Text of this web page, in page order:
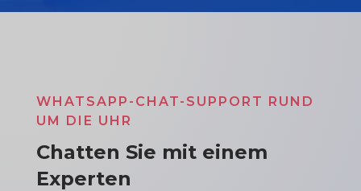
WHATSAPP-CHAT-SUPPORT RUND
UM DIE UHR
Chatten Sie mit einem
Experten